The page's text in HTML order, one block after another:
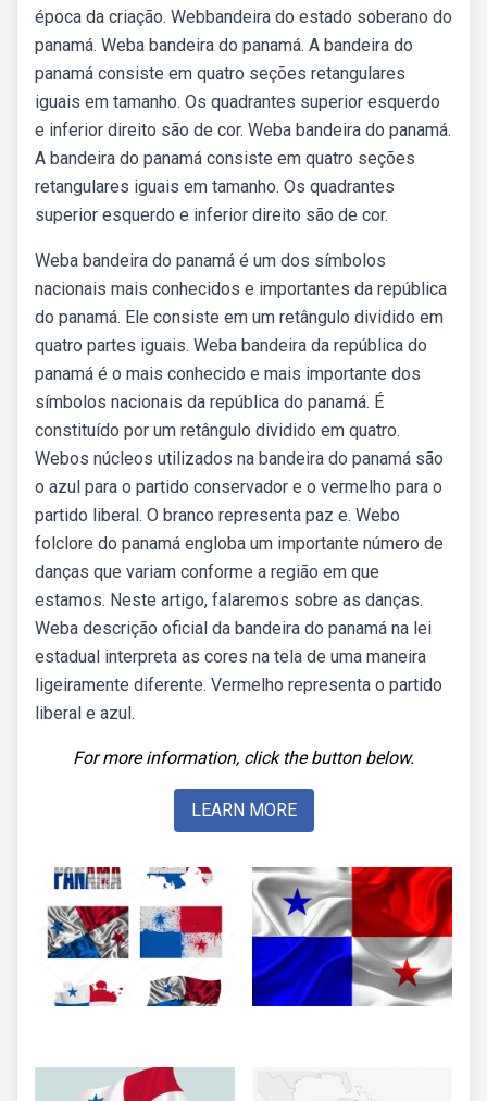
época da criação. Webbandeira do estado soberano do
panamá. Weba bandeira do panamá. A bandeira do
panamá consiste em quatro seções retangulares
iguais em tamanho. Os quadrantes superior esquerdo
e inferior direito são de cor. Weba bandeira do panamá.
A bandeira do panamá consiste em quatro seções
retangulares iguais em tamanho. Os quadrantes
superior esquerdo e inferior direito são de cor.
Weba bandeira do panamá é um dos símbolos
nacionais mais conhecidos e importantes da república
do panamá. Ele consiste em um retângulo dividido em
quatro partes iguais. Weba bandeira da república do
panamá é o mais conhecido e mais importante dos
símbolos nacionais da república do panamá. É
constituído por um retângulo dividido em quatro.
Webos núcleos utilizados na bandeira do panamá são
o azul para o partido conservador e o vermelho para o
partido liberal. O branco representa paz e. Webo
folclore do panamá engloba um importante número de
danças que variam conforme a região em que
estamos. Neste artigo, falaremos sobre as danças.
Weba descrição oficial da bandeira do panamá na lei
estadual interpreta as cores na tela de uma maneira
ligeiramente diferente. Vermelho representa o partido
liberal e azul.
For more information, click the button below.
LEARN MORE